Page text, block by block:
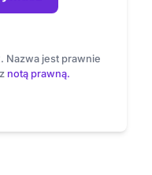
Nazwa jest prawnie
notą prawną.